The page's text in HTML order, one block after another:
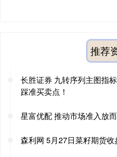
推荐
长胜证券 九转序列主图指
踩准买卖点！
星富优配 推动市场准入放
森利网 5月27日菜籽期货